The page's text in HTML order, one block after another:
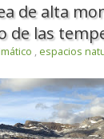
de alta
de las
, espacios